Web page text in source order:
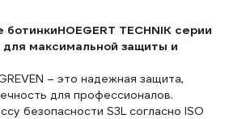
TECHNIK серии
для максимальной защиты и
– это надежная защита,
для профессионалов.
безопасности S3L согласно ISO